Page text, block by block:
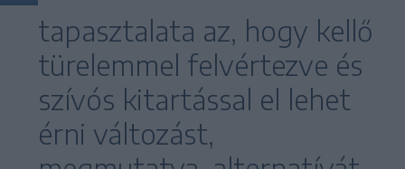
tapasztalata az, hogy kellő
türelemmel felvértezve és
szívós kitartással el lehet
érni változást,